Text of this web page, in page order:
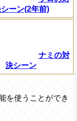
ーン(2年前)
ナミの対
決シーン
を使うことができ